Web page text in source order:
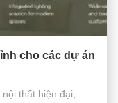
cho các dự án
thất hiện đại,